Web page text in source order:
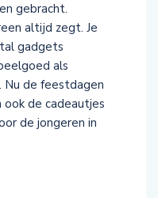
gebracht.
altijd zegt. Je
gadgets
als
Nu de feestdagen
de cadeautjes
de jongeren in